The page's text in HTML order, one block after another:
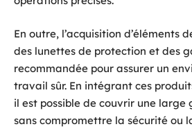
En outre, l’acquisition d’éléments
des lunettes de protection et des
recommandée pour assurer un
travail sûr. En intégrant ces
il est possible de couvrir une
sans compromettre la sécurité ou